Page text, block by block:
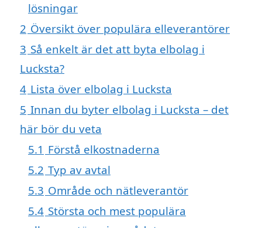
lösningar
2 Översikt över populära elleverantörer
3 Så enkelt är det att byta elbolag i
Lucksta?
4 Lista över elbolag i Lucksta
5 Innan du byter elbolag i Lucksta – det
här bör du veta
5.1 Förstå elkostnaderna
5.2 Typ av avtal
5.3 Område och nätleverantör
5.4 Största och mest populära